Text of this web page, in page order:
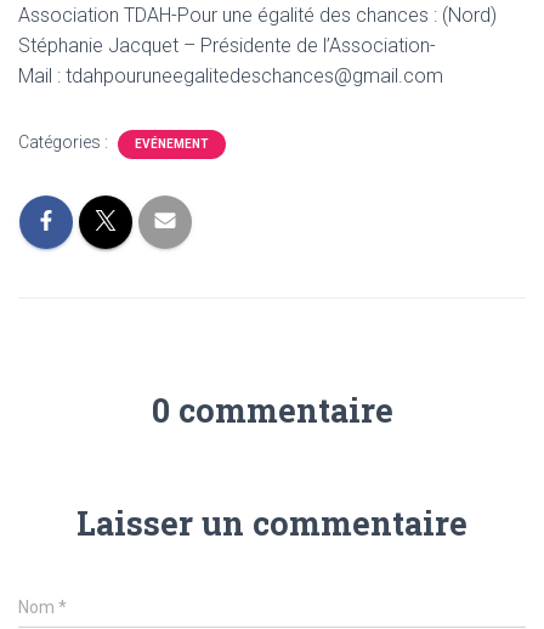
Association TDAH-Pour une égalité des chances : (Nord)
Stéphanie Jacquet – Présidente de l’Association-
Mail : tdahpouruneegalitedeschances@gmail.com
Catégories : EVÉNEMENT
0 commentaire
Laisser un commentaire
Nom *